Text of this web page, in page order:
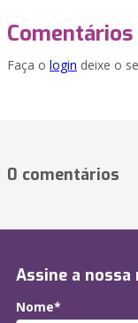
Comentários
Faça o login deixe o
0 comentários
Assine a
Nome*